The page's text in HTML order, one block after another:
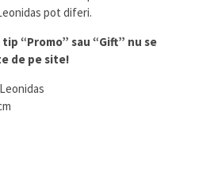
pot diferi.
“Promo” sau “Gift” nu se
de pe site!
49.00 lei.
38.00 lei.